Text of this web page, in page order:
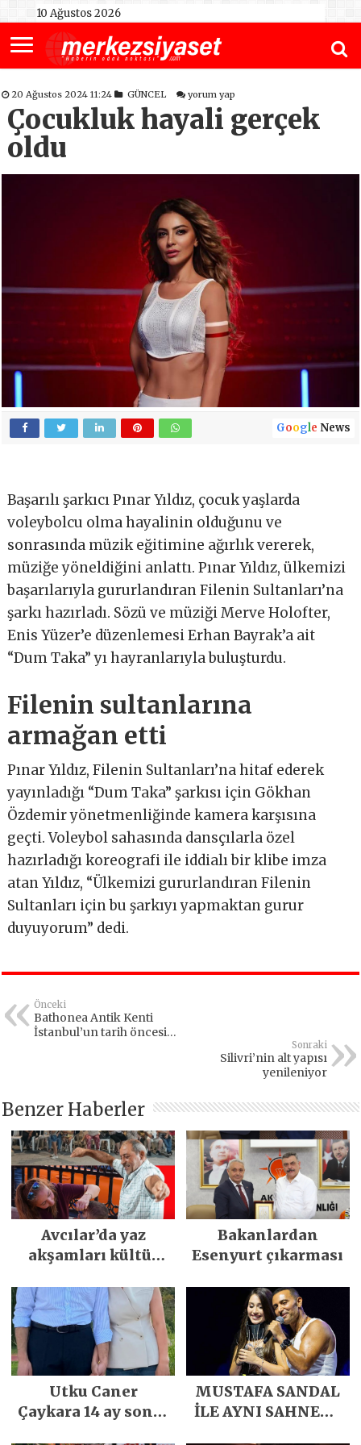
10 Ağustos 2026
20 Ağustos 2024 11:24 GÜNCEL yorum yap
Çocukluk hayali gerçek
oldu
Google News
Başarılı şarkıcı Pınar Yıldız, çocuk yaşlarda
voleybolcu olma hayalinin olduğunu ve
sonrasında müzik eğitimine ağırlık vererek,
müziğe yöneldiğini anlattı. Pınar Yıldız, ülkemizi
başarılarıyla gururlandıran Filenin Sultanları’na
şarkı hazırladı. Sözü ve müziği Merve Holofter,
Enis Yüzer’e düzenlemesi Erhan Bayrak’a ait
“Dum Taka” yı hayranlarıyla buluşturdu.
Filenin sultanlarına
armağan etti
Pınar Yıldız, Filenin Sultanları’na hitaf ederek
yayınladığı “Dum Taka” şarkısı için Gökhan
Özdemir yönetmenliğinde kamera karşısına
geçti. Voleybol sahasında dansçılarla özel
hazırladığı koreografi ile iddialı bir klibe imza
atan Yıldız, “Ülkemizi gururlandıran Filenin
Sultanları için bu şarkıyı yapmaktan gurur
duyuyorum” dedi.
Önceki
Bathonea Antik Kenti
İstanbul’un tarih öncesi
Sonraki
Silivri’nin alt yapısı
yenileniyor
Benzer Haberler
Avcılar’da yaz
akşamları kültür
eğlenceyle
renkleniyor
Bakanlardan
Esenyurt çıkarması
Utku Caner
Çaykara 14 ay sonra
MUSTAFA SANDAL
İLE AYNI SAHNEDE